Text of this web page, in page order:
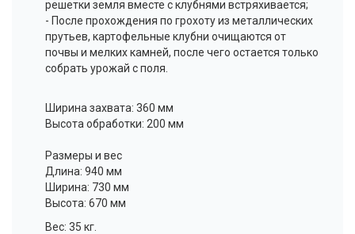
решетки земля вместе с клубнями встряхивается;
- После прохождения по грохоту из металлических
прутьев, картофельные клубни очищаются от
почвы и мелких камней, после чего остается только
собрать урожай с поля.
Ширина захвата: 360 мм
Высота обработки: 200 мм
Размеры и вес
Длина: 940 мм
Ширина: 730 мм
Высота: 670 мм
Вес: 35 кг.